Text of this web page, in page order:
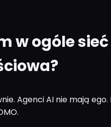
w ogóle sieć
Agenci AI nie mają